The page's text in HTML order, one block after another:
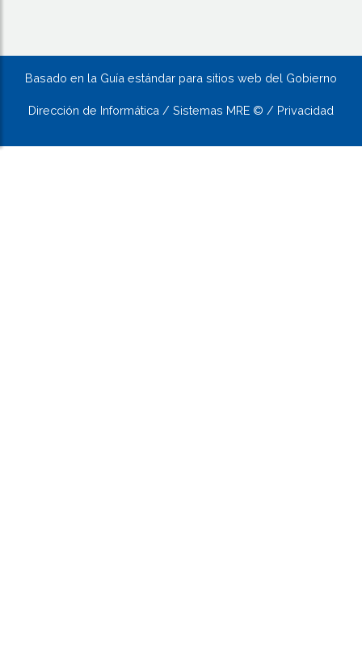
Basado en la Guía estándar para sitios web del Gobierno
Dirección de Informática / Sistemas MRE © / Privacidad